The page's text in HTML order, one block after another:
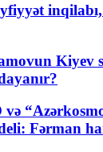
Kiyev
Fərman